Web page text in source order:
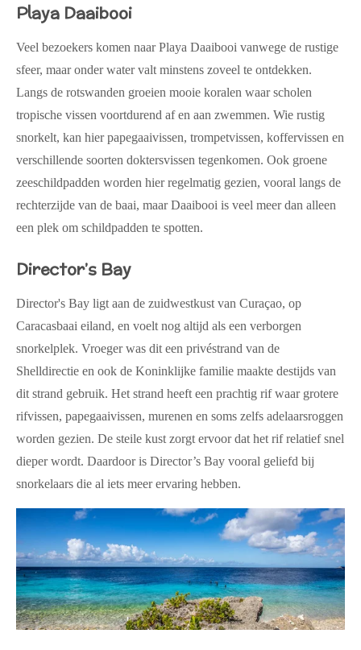
Playa Daaibooi
Veel bezoekers komen naar Playa Daaibooi vanwege de rustige
sfeer, maar onder water valt minstens zoveel te ontdekken.
Langs de rotswanden groeien mooie koralen waar scholen
tropische vissen voortdurend af en aan zwemmen. Wie rustig
snorkelt, kan hier papegaaivissen, trompetvissen, koffervissen en
verschillende soorten doktersvissen tegenkomen. Ook groene
zeeschildpadden worden hier regelmatig gezien, vooral langs de
rechterzijde van de baai, maar Daaibooi is veel meer dan alleen
een plek om schildpadden te spotten.
Director’s Bay
Director's Bay ligt aan de zuidwestkust van Curaçao, op
Caracasbaai eiland, en voelt nog altijd als een verborgen
snorkelplek. Vroeger was dit een privéstrand van de
Shelldirectie en ook de Koninklijke familie maakte destijds van
dit strand gebruik. Het strand heeft een prachtig rif waar grotere
rifvissen, papegaaivissen, murenen en soms zelfs adelaarsroggen
worden gezien. De steile kust zorgt ervoor dat het rif relatief snel
dieper wordt. Daardoor is Director’s Bay vooral geliefd bij
snorkelaars die al iets meer ervaring hebben.